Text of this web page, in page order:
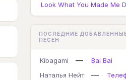
Look What You Made Me
ПОСЛЕДНИЕ
ПЕСЕН
Kibagami —
Bai Bai
Наталья Нейт
—